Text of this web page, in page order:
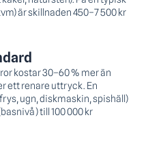
är skillnaden 450–7 500 kr
kostar 30–60 % mer än
ett renare uttryck. En
ugn, diskmaskin, spishäll)
till 100 000 kr